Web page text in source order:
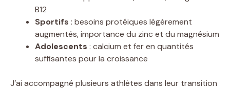
B12
Sportifs : besoins protéiques légèrement
augmentés, importance du zinc et du magnésium
Adolescents : calcium et fer en quantités
suffisantes pour la croissance
J’ai accompagné plusieurs athlètes dans leur transition